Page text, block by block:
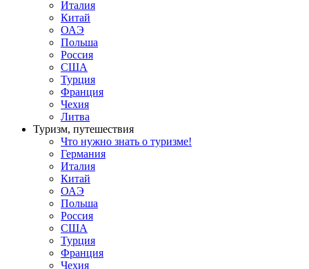
Италия
Китай
ОАЭ
Польша
Россия
США
Турция
Франция
Чехия
Литва
Туризм, путешествия
Что нужно знать о туризме!
Германия
Италия
Китай
ОАЭ
Польша
Россия
США
Турция
Франция
Чехия